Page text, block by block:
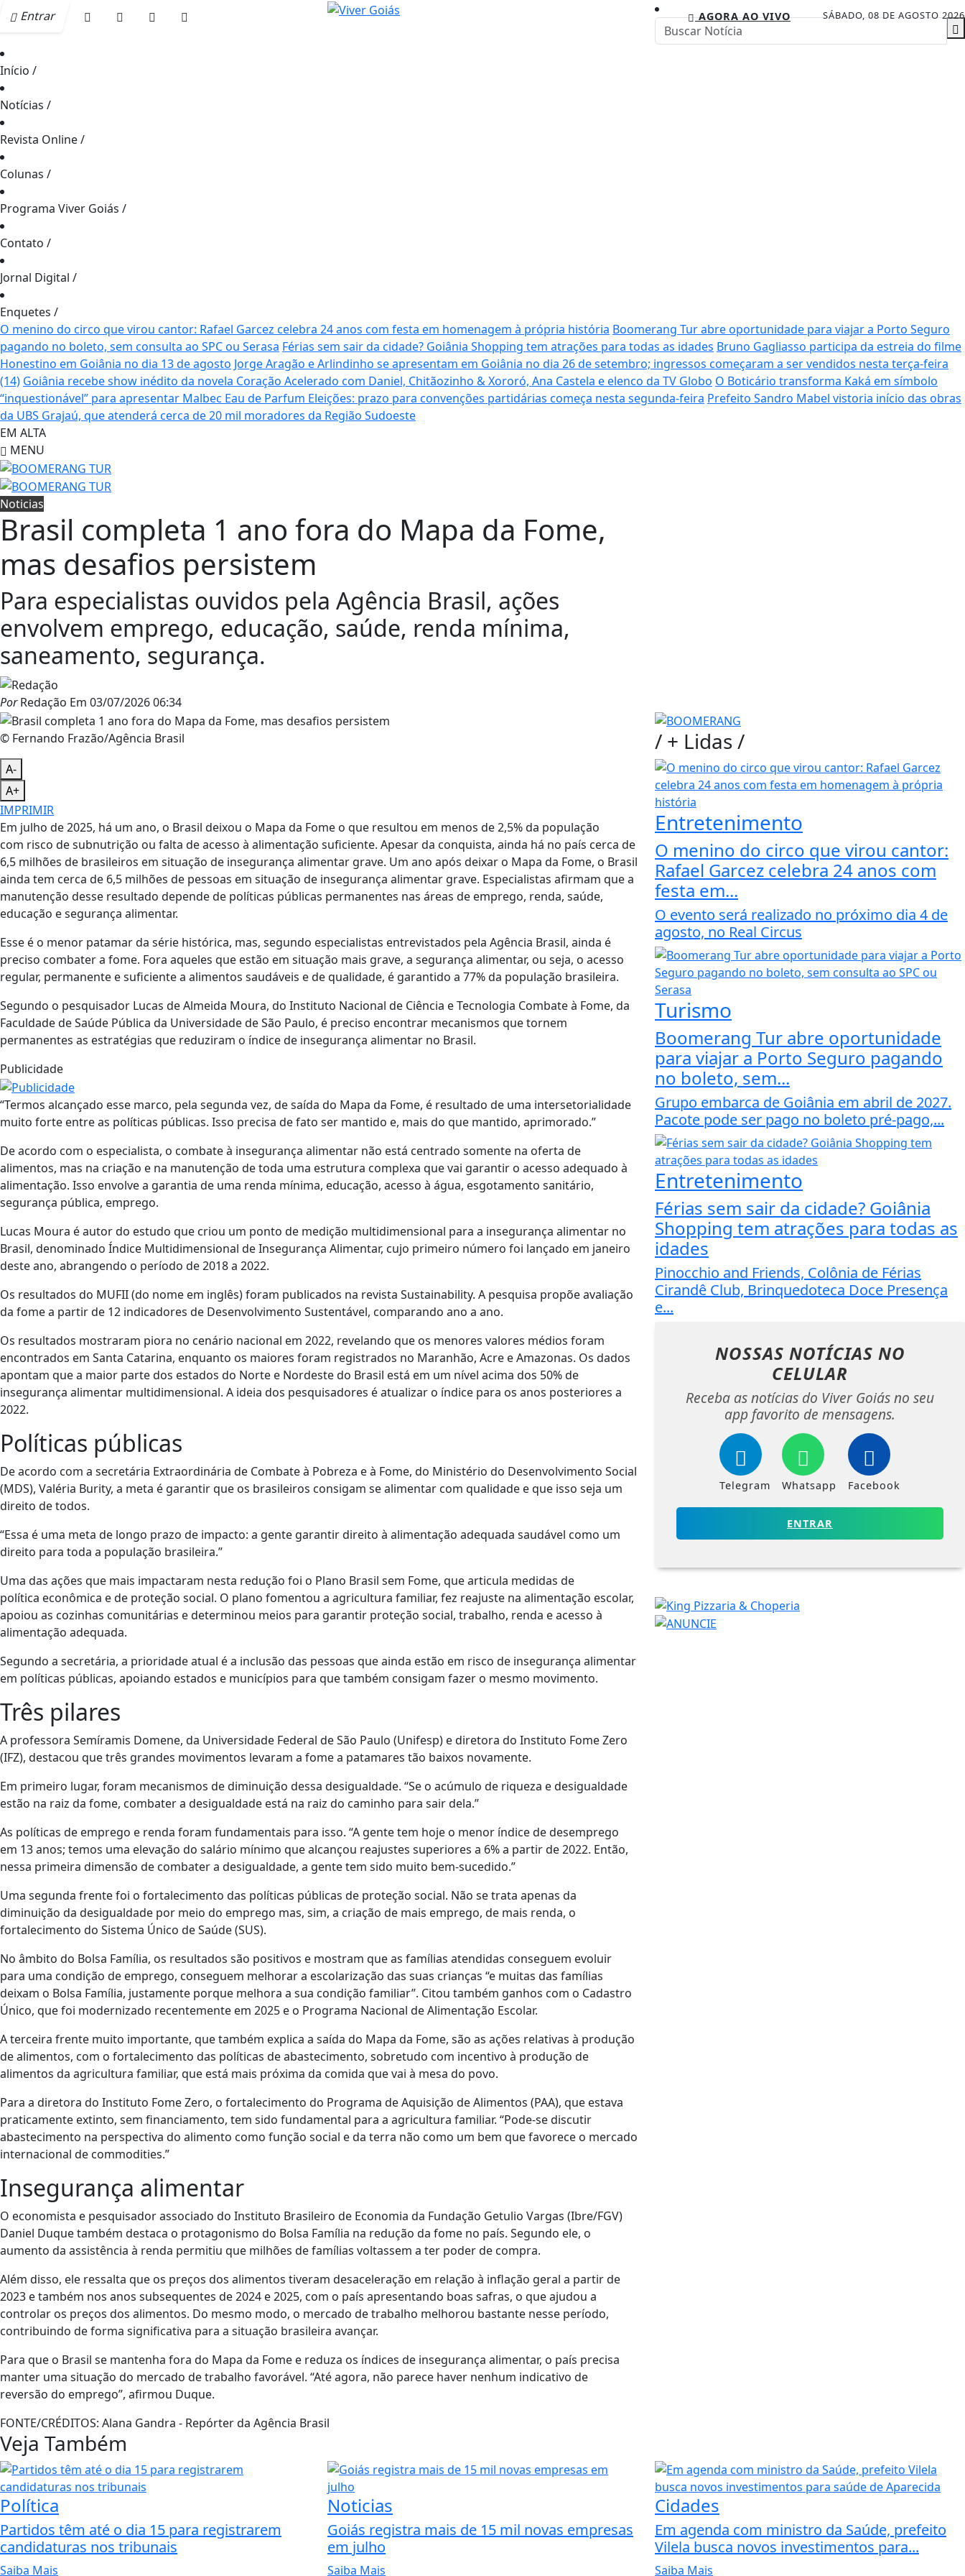
Entrar SÁBADO, 08 DE AGOSTO 2026
AGORA AO VIVO
Início /
Notícias /
Revista Online/
Colunas /
Programa Viver Goiás /
Contato /
Jornal Digital /
Enquetes /
O menino do circo que virou cantor: Rafael Garcez celebra 24 anos com festa em homenagem à própria história Boomerang Tur abre oportunidade para viajar a Porto Seguro
pagando no boleto, sem consulta ao SPC ou Serasa Férias sem sair da cidade? Goiânia Shopping tem atrações para todas as idades Bruno Gagliasso participa da estreia do filme
Honestino em Goiânia no dia 13 de agosto Jorge Aragão e Arlindinho se apresentam em Goiânia no dia 26 de setembro; ingressos começaram a ser vendidos nesta terça-feira
(14) Goiânia recebe show inédito da novela Coração Acelerado com Daniel, Chitãozinho & Xororó, Ana Castela e elenco da TV Globo O Boticário transforma Kaká em símbolo
“inquestionável” para apresentar Malbec Eau de Parfum Eleições: prazo para convenções partidárias começa nesta segunda-feira Prefeito Sandro Mabel vistoria início das obras
da UBS Grajaú, que atenderá cerca de 20 mil moradores da Região Sudoeste
EM ALTA
MENU
Noticias
Brasil completa 1 ano fora do Mapa da Fome,
mas desafios persistem
Para especialistas ouvidos pela Agência Brasil, ações
envolvem emprego, educação, saúde, renda mínima,
saneamento, segurança.
PorRedação Em 03/07/2026 06:34
© Fernando Frazão/Agência Brasil
A-
A+
IMPRIMIR
Em julho de 2025, há um ano, o Brasil deixou o Mapa da Fome o que resultou em menos de 2,5% da população
com risco de subnutrição ou falta de acesso à alimentação suficiente. Apesar da conquista, ainda há no país cerca de
6,5 milhões de brasileiros em situação de insegurança alimentar grave. Um ano após deixar o Mapa da Fome, o Brasil
ainda tem cerca de 6,5 milhões de pessoas em situação de insegurança alimentar grave. Especialistas afirmam que a
manutenção desse resultado depende de políticas públicas permanentes nas áreas de emprego, renda, saúde,
educação e segurança alimentar.
Esse é o menor patamar da série histórica, mas, segundo especialistas entrevistados pela Agência Brasil, ainda é
preciso combater a fome. Fora aqueles que estão em situação mais grave, a segurança alimentar, ou seja, o acesso
regular, permanente e suficiente a alimentos saudáveis e de qualidade, é garantido a 77% da população brasileira.
Segundo o pesquisador Lucas de Almeida Moura, do Instituto Nacional de Ciência e Tecnologia Combate à Fome, da
Faculdade de Saúde Pública da Universidade de São Paulo, é preciso encontrar mecanismos que tornem
permanentes as estratégias que reduziram o índice de insegurança alimentar no Brasil.
Publicidade
“Termos alcançado esse marco, pela segunda vez, de saída do Mapa da Fome, é resultado de uma intersetorialidade
muito forte entre as políticas públicas. Isso precisa de fato ser mantido e, mais do que mantido, aprimorado.”
De acordo com o especialista, o combate à insegurança alimentar não está centrado somente na oferta de
alimentos, mas na criação e na manutenção de toda uma estrutura complexa que vai garantir o acesso adequado à
alimentação. Isso envolve a garantia de uma renda mínima, educação, acesso à água, esgotamento sanitário,
segurança pública, emprego.
Lucas Moura é autor do estudo que criou um ponto de medição multidimensional para a insegurança alimentar no
Brasil, denominado Índice Multidimensional de Insegurança Alimentar, cujo primeiro número foi lançado em janeiro
deste ano, abrangendo o período de 2018 a 2022.
Os resultados do MUFII (do nome em inglês) foram publicados na revista Sustainability. A pesquisa propõe avaliação
da fome a partir de 12 indicadores de Desenvolvimento Sustentável, comparando ano a ano.
Os resultados mostraram piora no cenário nacional em 2022, revelando que os menores valores médios foram
encontrados em Santa Catarina, enquanto os maiores foram registrados no Maranhão, Acre e Amazonas. Os dados
apontam que a maior parte dos estados do Norte e Nordeste do Brasil está em um nível acima dos 50% de
insegurança alimentar multidimensional. A ideia dos pesquisadores é atualizar o índice para os anos posteriores a
2022.
Políticas públicas
De acordo com a secretária Extraordinária de Combate à Pobreza e à Fome, do Ministério do Desenvolvimento Social
(MDS), Valéria Burity, a meta é garantir que os brasileiros consigam se alimentar com qualidade e que isso seja um
direito de todos.
“Essa é uma meta de longo prazo de impacto: a gente garantir direito à alimentação adequada saudável como um
direito para toda a população brasileira.”
Uma das ações que mais impactaram nesta redução foi o Plano Brasil sem Fome, que articula medidas de
política econômica e de proteção social. O plano fomentou a agricultura familiar, fez reajuste na alimentação escolar,
apoiou as cozinhas comunitárias e determinou meios para garantir proteção social, trabalho, renda e acesso à
alimentação adequada.
Segundo a secretária, a prioridade atual é a inclusão das pessoas que ainda estão em risco de insegurança alimentar
em políticas públicas, apoiando estados e municípios para que também consigam fazer o mesmo movimento.
Três pilares
A professora Semíramis Domene, da Universidade Federal de São Paulo (Unifesp) e diretora do Instituto Fome Zero
(IFZ), destacou que três grandes movimentos levaram a fome a patamares tão baixos novamente.
Em primeiro lugar, foram mecanismos de diminuição dessa desigualdade. “Se o acúmulo de riqueza e desigualdade
estão na raiz da fome, combater a desigualdade está na raiz do caminho para sair dela.”
As políticas de emprego e renda foram fundamentais para isso. “A gente tem hoje o menor índice de desemprego
em 13 anos; temos uma elevação do salário mínimo que alcançou reajustes superiores a 6% a partir de 2022. Então,
nessa primeira dimensão de combater a desigualdade, a gente tem sido muito bem-sucedido.”
Uma segunda frente foi o fortalecimento das políticas públicas de proteção social. Não se trata apenas da
diminuição da desigualdade por meio do emprego mas, sim, a criação de mais emprego, de mais renda, o
fortalecimento do Sistema Único de Saúde (SUS).
No âmbito do Bolsa Família, os resultados são positivos e mostram que as famílias atendidas conseguem evoluir
para uma condição de emprego, conseguem melhorar a escolarização das suas crianças “e muitas das famílias
deixam o Bolsa Família, justamente porque melhora a sua condição familiar”. Citou também ganhos com o Cadastro
Único, que foi modernizado recentemente em 2025 e o Programa Nacional de Alimentação Escolar.
A terceira frente muito importante, que também explica a saída do Mapa da Fome, são as ações relativas à produção
de alimentos, com o fortalecimento das políticas de abastecimento, sobretudo com incentivo à produção de
alimentos da agricultura familiar, que está mais próxima da comida que vai à mesa do povo.
Para a diretora do Instituto Fome Zero, o fortalecimento do Programa de Aquisição de Alimentos (PAA), que estava
praticamente extinto, sem financiamento, tem sido fundamental para a agricultura familiar. “Pode-se discutir
abastecimento na perspectiva do alimento como função social e da terra não como um bem que favorece o mercado
internacional de commodities.”
Insegurança alimentar
O economista e pesquisador associado do Instituto Brasileiro de Economia da Fundação Getulio Vargas (Ibre/FGV)
Daniel Duque também destaca o protagonismo do Bolsa Família na redução da fome no país. Segundo ele, o
aumento da assistência à renda permitiu que milhões de famílias voltassem a ter poder de compra.
Além disso, ele ressalta que os preços dos alimentos tiveram desaceleração em relação à inflação geral a partir de
2023 e também nos anos subsequentes de 2024 e 2025, com o país apresentando boas safras, o que ajudou a
controlar os preços dos alimentos. Do mesmo modo, o mercado de trabalho melhorou bastante nesse período,
contribuindo de forma significativa para a situação brasileira avançar.
Para que o Brasil se mantenha fora do Mapa da Fome e reduza os índices de insegurança alimentar, o país precisa
manter uma situação do mercado de trabalho favorável. “Até agora, não parece haver nenhum indicativo de
reversão do emprego”, afirmou Duque.
FONTE/CRÉDITOS: Alana Gandra - Repórter da Agência Brasil
/ + Lidas/
Entretenimento
O menino do circo que virou cantor:
Rafael Garcez celebra 24 anos com
festa em...
O evento será realizado no próximo dia 4 de
agosto, no Real Circus
Turismo
Boomerang Tur abre oportunidade
para viajar a Porto Seguro pagando
no boleto, sem...
Grupo embarca de Goiânia em abril de 2027.
Pacote pode ser pago no boleto pré-pago,...
Entretenimento
Férias sem sair da cidade? Goiânia
Shopping tem atrações para todas as
idades
Pinocchio and Friends, Colônia de Férias
Cirandê Club, Brinquedoteca Doce Presença
e...
NOSSAS NOTÍCIAS NO
CELULAR
Receba as notícias do Viver Goiás no seu
app favorito de mensagens.
Telegram Whatsapp Facebook
ENTRAR
Veja Também
Política
Partidos têm até o dia 15 para registrarem
candidaturas nos tribunais
Saiba Mais
Noticias
Goiás registra mais de 15 mil novas empresas
em julho
Saiba Mais
Cidades
Em agenda com ministro da Saúde, prefeito
Vilela busca novos investimentos para...
Saiba Mais